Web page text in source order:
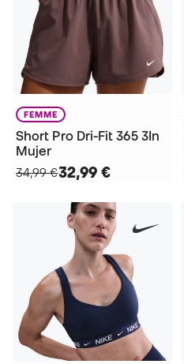
FEMME
Short Pro Dri-Fit 365 3In
Mujer
34,99 €32,99 €